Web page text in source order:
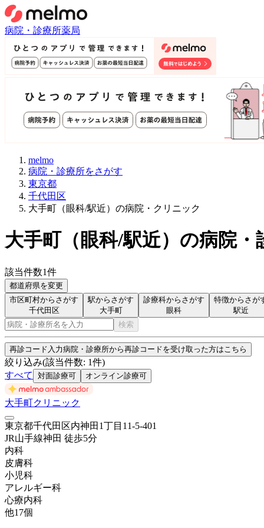
病院・診療所薬局
melmo
病院・診療所をさがす
東京都
千代田区
大手町（眼科/駅近）の病院・クリニック
大手町（ 眼科/駅近） の病院・
該当件数1件
都道府県を変更
市区町村からさがす
千代田区
駅からさがす
大手町
診療科からさがす
眼科
特徴からさが
駅近
検索
再診コード入力病院・診療所から再診コードを受け取った方はこちら
絞り込み(該当件数: 1件)
すべて
対面診療可 オンライン診療可
大手町クリニック
東京都千代田区内神田1丁目11-5-401
JR山手線神田 徒歩5分
内科
皮膚科
小児科
アレルギー科
心療内科
他17個